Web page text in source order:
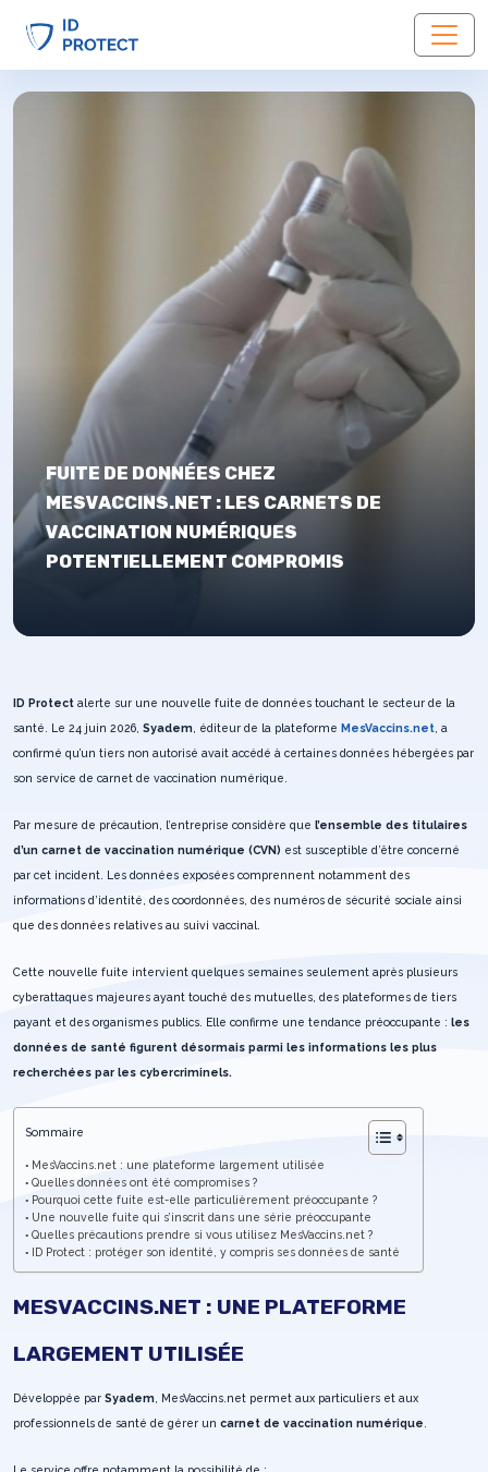
FUITE DE DONNÉES CHEZ
MESVACCINS.NET : LES CARNETS DE
VACCINATION NUMÉRIQUES
POTENTIELLEMENT COMPROMIS
ID Protect alerte sur une nouvelle fuite de données touchant le secteur de la
santé. Le 24 juin 2026, Syadem , éditeur de la plateforme MesVaccins.net , a
confirmé qu’un tiers non autorisé avait accédé à certaines données hébergées par
son service de carnet de vaccination numérique.
Par mesure de précaution, l’entreprise considère que l’ensemble des titulaires
d’un carnet de vaccination numérique (CVN) est susceptible d’être concerné
par cet incident. Les données exposées comprennent notamment des
informations d’identité, des coordonnées, des numéros de sécurité sociale ainsi
que des données relatives au suivi vaccinal.
Cette nouvelle fuite intervient quelques semaines seulement après plusieurs
cyberattaques majeures ayant touché des mutuelles, des plateformes de tiers
payant et des organismes publics. Elle confirme une tendance préoccupante : les
données de santé figurent désormais parmi les informations les plus
recherchées par les cybercriminels.
Sommaire
MesVaccins.net : une plateforme largement utilisée
Quelles données ont été compromises ?
Pourquoi cette fuite est-elle particulièrement préoccupante ?
Une nouvelle fuite qui s’inscrit dans une série préoccupante
Quelles précautions prendre si vous utilisez MesVaccins.net ?
ID Protect : protéger son identité, y compris ses données de santé
MESVACCINS.NET : UNE PLATEFORME
LARGEMENT UTILISÉE
Développée par Syadem , MesVaccins.net permet aux particuliers et aux
professionnels de santé de gérer un carnet de vaccination numérique